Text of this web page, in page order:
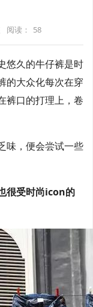
阅读： 58
悠久的牛仔裤是时
的大众化每次在穿
裤口的打理上，卷
味，便会尝试一些
很受时尚icon的